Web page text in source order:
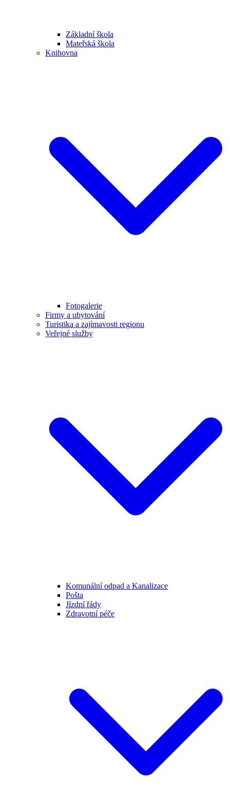
Základní škola
Mateřská škola
Knihovna
Fotogalerie
Firmy a ubytování
Turistika a zajímavosti regionu
Veřejné služby
Komunální odpad a Kanalizace
Pošta
Jízdní řády
Zdravotní péče